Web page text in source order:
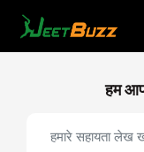
content
हम